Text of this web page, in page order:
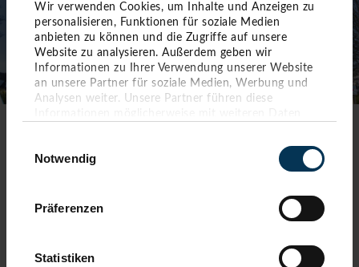
Wir verwenden Cookies, um Inhalte und Anzeigen zu
personalisieren, Funktionen für soziale Medien
anbieten zu können und die Zugriffe auf unsere
Website zu analysieren. Außerdem geben wir
Informationen zu Ihrer Verwendung unserer Website
an unsere Partner für soziale Medien, Werbung und
Analysen weiter. Unsere Partner führen diese
sie im Rahmen Ihrer Nutzung der Dienste gesammelt
haben. Sie geben Einwilligung zu unseren Cookies,
Notwendig
Präferenzen
Statistiken
TOURIST-INFORMATION TIMMENDORFER STRAND
info(at)timmendorfer-strand.de